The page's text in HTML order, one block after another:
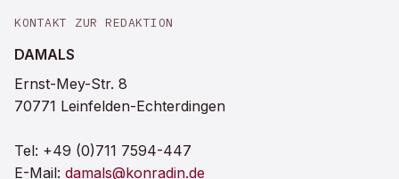
KONTAKT ZUR REDAKTION
DAMALS
Ernst-Mey-Str. 8
70771 Leinfelden-Echterdingen
Tel: +49 (0)711 7594-447
E-Mail: damals@konradin.de